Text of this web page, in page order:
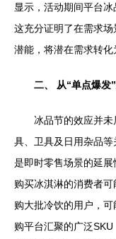
显示，活动期间平台
这充分证明了在需求
潜能，将潜在需求转化
二、 从“单点爆发
冰品节的效应并
具、卫具及日用杂品
是即时零售场景的延展
购买冰淇淋的消费者
购大批冷饮的用户，
购平台汇聚的广泛